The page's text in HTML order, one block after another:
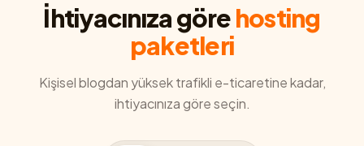
İhtiyacınıza görehosting
paketleri
Kişisel blogdan yüksek trafikli e-ticaretine kadar,
ihtiyacınıza göre seçin.